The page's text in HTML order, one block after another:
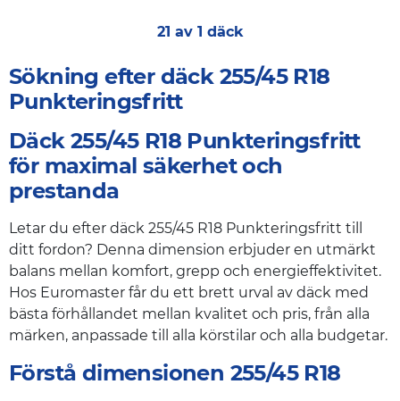
21 av 1 däck
Sökning efter däck 255/45 R18
Punkteringsfritt
Däck 255/45 R18 Punkteringsfritt
för maximal säkerhet och
prestanda
Letar du efter däck 255/45 R18 Punkteringsfritt till
ditt fordon? Denna dimension erbjuder en utmärkt
balans mellan komfort, grepp och energieffektivitet.
Hos Euromaster får du ett brett urval av däck med
bästa förhållandet mellan kvalitet och pris, från alla
märken, anpassade till alla körstilar och alla budgetar.
Förstå dimensionen 255/45 R18